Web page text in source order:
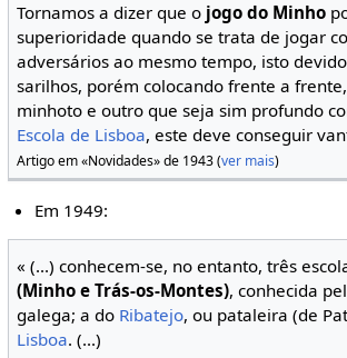
Tornamos a dizer que o jogo do Minho
superioridade quando se trata de jogar
adversários ao mesmo tempo, isto
sarilhos, porém colocando frente a
minhoto e outro que seja sim profundo
Escola de Lisboa, este deve conseguir
Artigo em «Novidades» de 1943 (ver mais)
Em 1949:
« (...) conhecem-se, no entanto, três
(Minho e Trás-os-Montes), conhecida
galega; a do Ribatejo, ou pataleira (de
Lisboa. (...)